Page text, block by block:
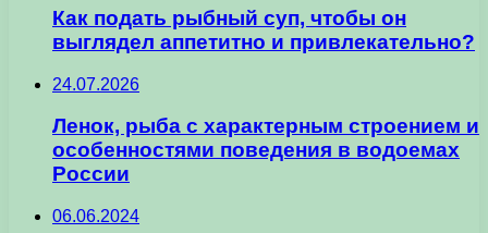
Как подать рыбный суп, чтобы он
выглядел аппетитно и привлекательно?
24.07.2026
Ленок, рыба с характерным строением и
особенностями поведения в водоемах
России
06.06.2024